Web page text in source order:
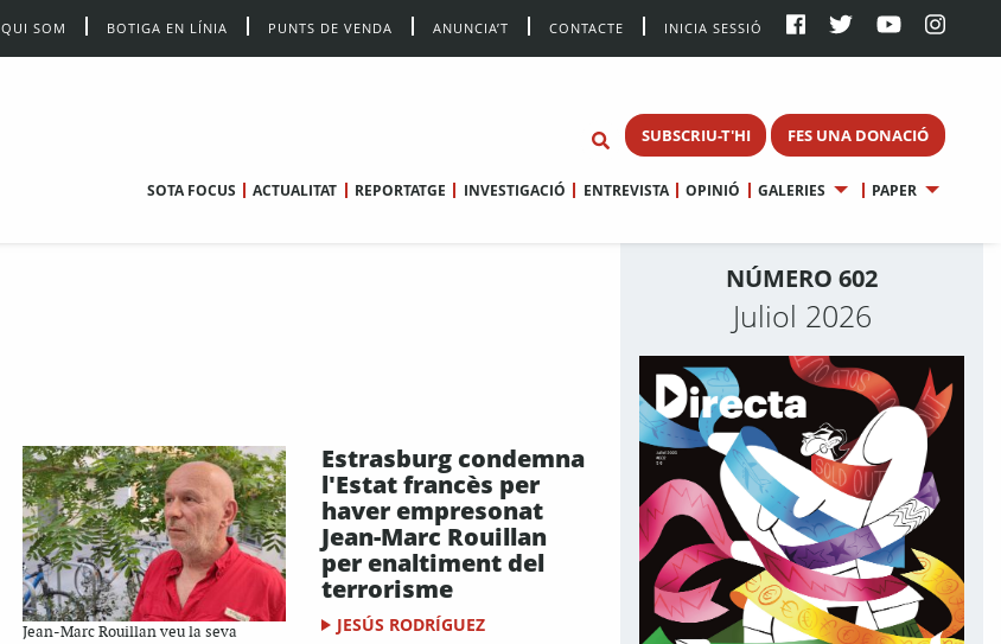
QUI SOM BOTIGA EN LÍNIA PUNTS DE VENDA ANUNCIA’T CONTACTE INICIA SESSIÓ
SUBSCRIU-T'HI FES UNA DONACIÓ
SOTA FOCUS ACTUALITAT REPORTATGE INVESTIGACIÓ ENTREVISTA OPINIÓ GALERIES PAPER
Jean-Marc Rouillan veu la seva
Estrasburg condemna
l'Estat francès per
haver empresonat
Jean-Marc Rouillan
per enaltiment del
terrorisme
JESÚS RODRÍGUEZ
NÚMERO 602
Juliol 2026